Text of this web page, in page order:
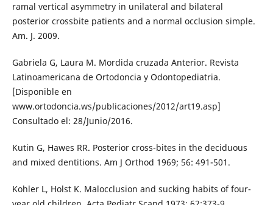
ramal vertical asymmetry in unilateral and bilateral
posterior crossbite patients and a normal occlusion simple.
Am. J. 2009.
Gabriela G, Laura M. Mordida cruzada Anterior. Revista
Latinoamericana de Ortodoncia y Odontopediatria.
[Disponible en
www.ortodoncia.ws/publicaciones/2012/art19.asp]
Consultado el: 28/Junio/2016.
Kutin G, Hawes RR. Posterior cross-bites in the deciduous
and mixed dentitions. Am J Orthod 1969; 56: 491-501.
Kohler L, Holst K. Malocclusion and sucking habits of four-